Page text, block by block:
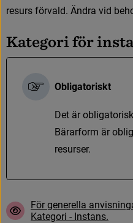
resurs förvald. Ändra vid beh
Kategoriförinsta
Obligatoriskt
Det är obligatorisk
Bärarform är oblig
resurser.
För generella anvisning
Kategori - Instans.